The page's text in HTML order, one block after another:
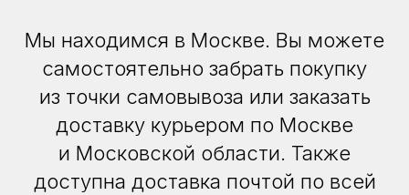
Мы находимся в Москве. Вы можете
самостоятельно забрать покупку
из точки самовывоза или заказать
доставку курьером по Москве
и Московской области. Также
доступна доставка почтой по всей